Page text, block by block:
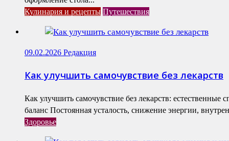
Кулинария и рецепты Путешествия
09.02.2026 Редакция
Как улучшить самочувствие без лекарств
Как улучшить самочувствие без лекарств: естественные
баланс Постоянная усталость, снижение энергии,
Здоровье